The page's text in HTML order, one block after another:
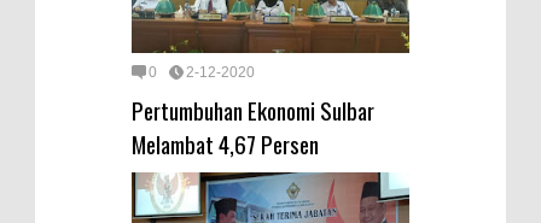
0 2-12-2020
Pertumbuhan Ekonomi Sulbar
Melambat 4,67 Persen